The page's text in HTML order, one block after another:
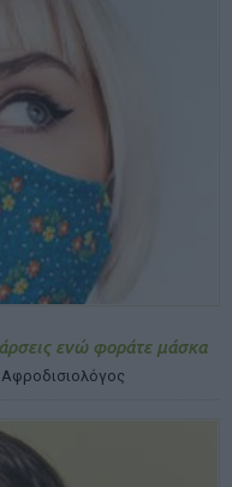
ενώ φοράτε μάσκα